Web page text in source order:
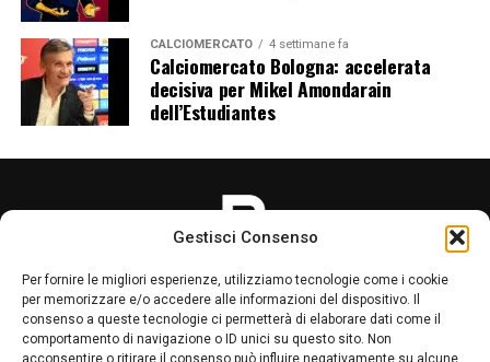
Gestisci Consenso
Per fornire le migliori esperienze, utilizziamo tecnologie come i cookie
per memorizzare e/o accedere alle informazioni del dispositivo. Il
consenso a queste tecnologie ci permetterà di elaborare dati come il
comportamento di navigazione o ID unici su questo sito. Non
acconsentire o ritirare il consenso può influire negativamente su alcune
CALCIOMERCATO 4 settimane fa
Calciomercato Bologna: accelerata
decisiva per Mikel Amondarain
dell’Estudiantes